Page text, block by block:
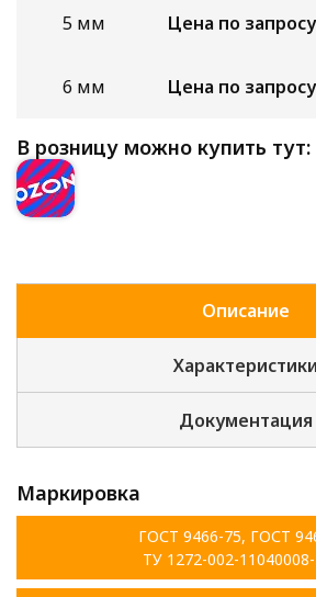
5 мм Цена по запросу
6 мм Цена по запросу
В розницу можно купить тут:
Описание
Характеристики
Документация
Маркировка
ГОСТ 9466-75, ГОСТ
ТУ 1272-002-11040008-